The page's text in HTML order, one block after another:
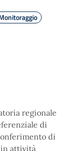
regionale
di
di
in attività